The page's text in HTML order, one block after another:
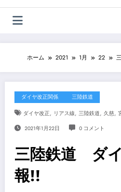
ホーム 2021 1月 22
ダイヤ改正関係 三陸鉄道
ダイヤ改正, リアス線, 三陸鉄道, 久慈,
2021年1月22日 0 コメント
三陸鉄道 ダ
報!!